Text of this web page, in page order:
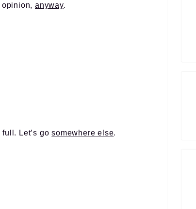
opinion,anyway.
full. Let’s gosomewhere else.